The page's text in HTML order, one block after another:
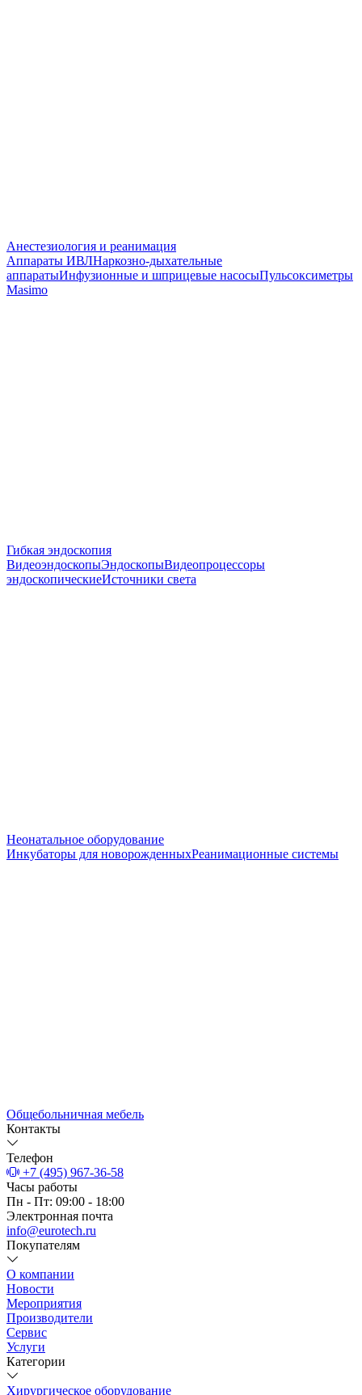
Анестезиология и реанимация
Аппараты ИВЛНаркозно-дыхательные
аппаратыИнфузионные и шприцевые насосыПульсоксиметры
Masimo
Гибкая эндоскопия
ВидеоэндоскопыЭндоскопыВидеопроцессоры
эндоскопическиеИсточники света
Неонатальное оборудование
Инкубаторы для новорожденныхРеанимационные системы
Общебольничная мебель
Контакты
Телефон
+7 (495) 967-36-58
Часы работы
Пн - Пт: 09:00 - 18:00
Электронная почта
info@eurotech.ru
Покупателям
О компании
Новости
Мероприятия
Производители
Сервис
Услуги
Категории
Хирургическое оборудование